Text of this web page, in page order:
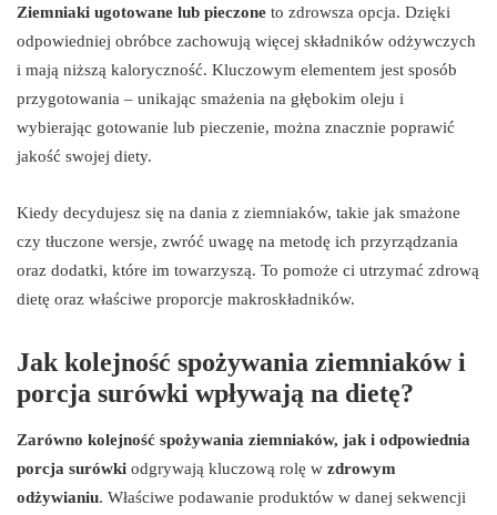
Ziemniaki ugotowane lub pieczone to zdrowsza opcja. Dzięki
odpowiedniej obróbce zachowują więcej składników odżywczych
i mają niższą kaloryczność. Kluczowym elementem jest sposób
przygotowania – unikając smażenia na głębokim oleju i
wybierając gotowanie lub pieczenie, można znacznie poprawić
jakość swojej diety.
Kiedy decydujesz się na dania z ziemniaków, takie jak smażone
czy tłuczone wersje, zwróć uwagę na metodę ich przyrządzania
oraz dodatki, które im towarzyszą. To pomoże ci utrzymać zdrową
dietę oraz właściwe proporcje makroskładników.
Jak kolejność spożywania ziemniaków i
porcja surówki wpływają na dietę?
Zarówno kolejność spożywania ziemniaków, jak i odpowiednia
porcja surówki odgrywają kluczową rolę w zdrowym
odżywianiu. Właściwe podawanie produktów w danej sekwencji